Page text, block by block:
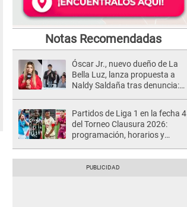
Notas Recomendadas
Óscar Jr., nuevo dueño de La
Bella Luz, lanza propuesta a
Naldy Saldaña tras denuncia:
Partidos de Liga 1 en la fecha 4
del Torneo Clausura 2026:
programación, horarios y